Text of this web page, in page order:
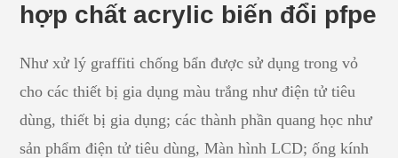
hợp chất acrylic biến đổi pfpe
Như xử lý graffiti chống bẩn được sử dụng trong vỏ
cho các thiết bị gia dụng màu trắng như điện tử tiêu
dùng, thiết bị gia dụng; các thành phần quang học như
sản phẩm điện tử tiêu dùng, Màn hình LCD; ống kính